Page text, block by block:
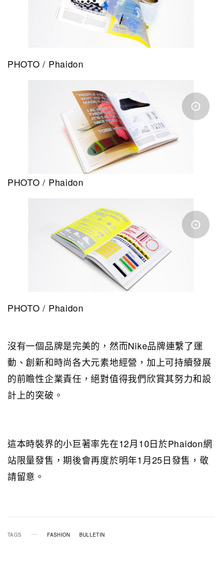
PHOTO / Phaidon
PHOTO / Phaidon
PHOTO / Phaidon
沒有一個品牌是完美的，然而Nike品牌連繫了運
動、創新和時尚各大元素地經營，加上可持續發展
的前瞻性企業責任，絕對值得我們欣賞其努力和設
計上的突破。
這本時裝界的小巨著率先在12月10日於Phaidon網
站限量發售，期後會再度於明年1月25日發售，敬
請留意。
TAGS FASHION BULLETIN